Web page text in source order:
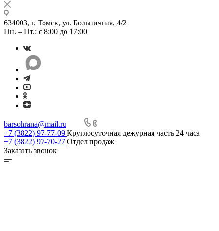
634003, г. Томск, ул. Больничная, 4/2
Пн. – Пт.: с 8:00 до 17:00
barsohrana@mail.ru
+7 (3822) 97-77-09 Круглосуточная дежурная часть 24 часа
+7 (3822) 97-70-27 Отдел продаж
Заказать звонок